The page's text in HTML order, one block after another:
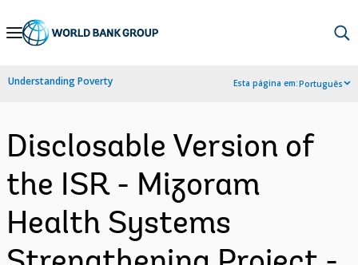
Skip
Navigation
Understanding Poverty Esta página em:Português
Disclosable Version of
the ISR - Mizoram
Health Systems